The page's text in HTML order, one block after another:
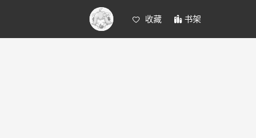
收藏 书架